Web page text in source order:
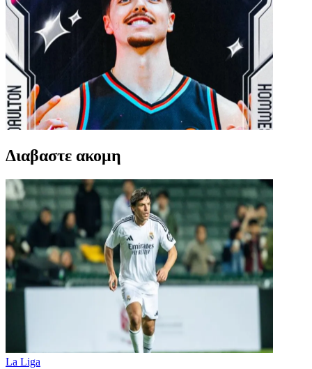
Διαβαστε ακομη
La Liga